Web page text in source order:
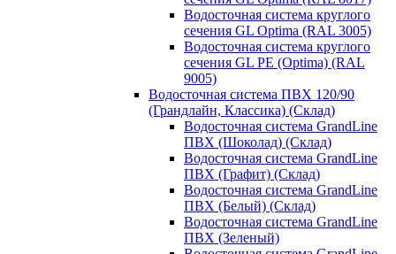
Водосточная система круглого
сечения GL Optima (RAL 3005)
Водосточная система круглого
сечения GL PE (Optima) (RAL
9005)
Водосточная система ПВХ 120/90
(Грандлайн, Классика) (Склад)
Водосточная система GrandLine
ПВХ (Шоколад) (Склад)
Водосточная система GrandLine
ПВХ (Графит) (Склад)
Водосточная система GrandLine
ПВХ (Белый) (Склад)
Водосточная система GrandLine
ПВХ (Зеленый)